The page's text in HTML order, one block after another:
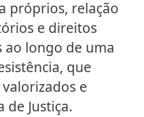
próprios, relação
e direitos
ao longo de uma
que
e
Justiça.